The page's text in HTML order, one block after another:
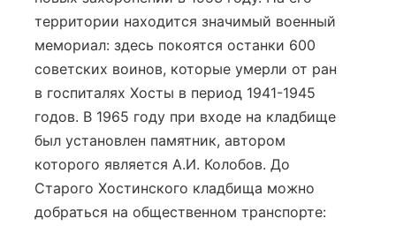
территории находится значимый военный
мемориал: здесь покоятся останки 600
советских воинов, которые умерли от ран
в госпиталях Хосты в период 1941-1945
годов. В 1965 году при входе на кладбище
был установлен памятник, автором
которого является А.И. Колобов. До
Старого Хостинского кладбища можно
добраться на общественном транспорте: